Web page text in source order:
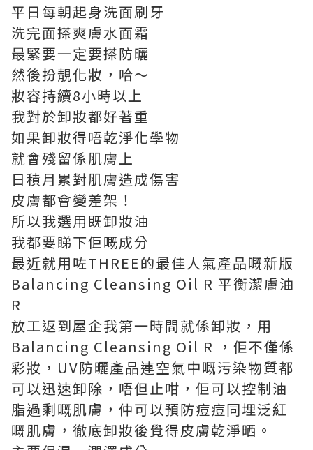
平日每朝起身洗面刷牙
洗完面搽爽膚水面霜
最緊要一定要搽防曬
然後扮靚化妝，哈～
妝容持續8小時以上
我對於卸妝都好著重
如果卸妝得唔乾淨化學物
就會殘留係肌膚上
日積月累對肌膚造成傷害
皮膚都會變差架！
所以我選用既卸妝油
我都要睇下佢嘅成分
最近就用咗THREE的最佳人氣產品嘅新版
Balancing Cleansing Oil R 平衡潔膚油
R
放工返到屋企我第一時間就係卸妝，用
Balancing Cleansing Oil R ，佢不僅係
彩妝，UV防曬產品連空氣中嘅污染物質都
可以迅速卸除，唔但止咁，佢可以控制油
脂過剩嘅肌膚，仲可以預防痘痘同埋泛紅
嘅肌膚，徹底卸妝後覺得皮膚乾淨晒。